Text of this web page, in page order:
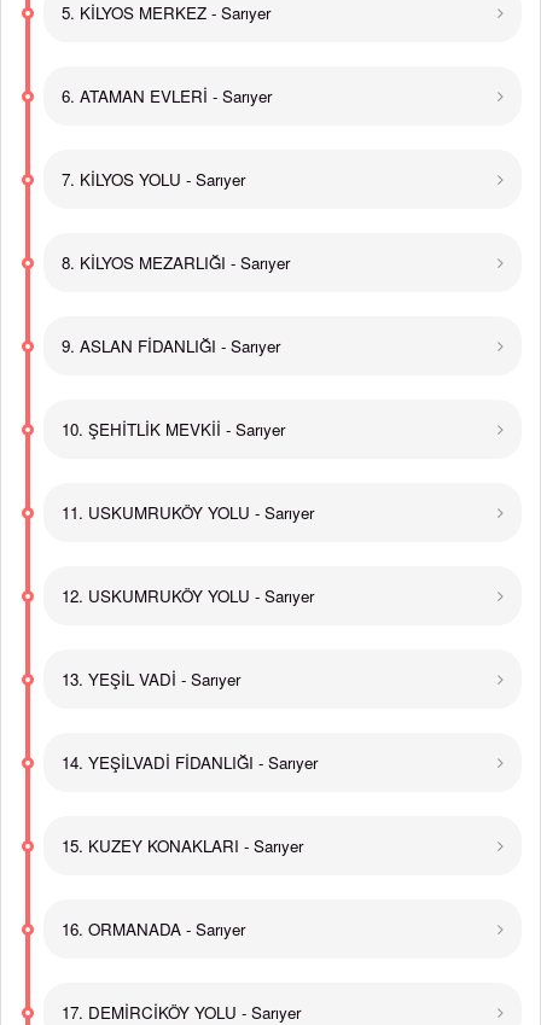
5. KİLYOS MERKEZ - Sarıyer
6. ATAMAN EVLERİ - Sarıyer
7. KİLYOS YOLU - Sarıyer
8. KİLYOS MEZARLIĞI - Sarıyer
9. ASLAN FİDANLIĞI - Sarıyer
10. ŞEHİTLİK MEVKİİ - Sarıyer
11. USKUMRUKÖY YOLU - Sarıyer
12. USKUMRUKÖY YOLU - Sarıyer
13. YEŞİL VADİ - Sarıyer
14. YEŞİLVADİ FİDANLIĞI - Sarıyer
15. KUZEY KONAKLARI - Sarıyer
16. ORMANADA - Sarıyer
17. DEMİRCİKÖY YOLU - Sarıyer